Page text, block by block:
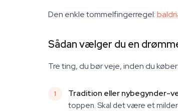
Den enkle tommelfingerregel:
Sådan vælger du en
Tre ting, du bør veje, inden du køber:
Tradition eller nybegynder-
toppen. Skal det være et